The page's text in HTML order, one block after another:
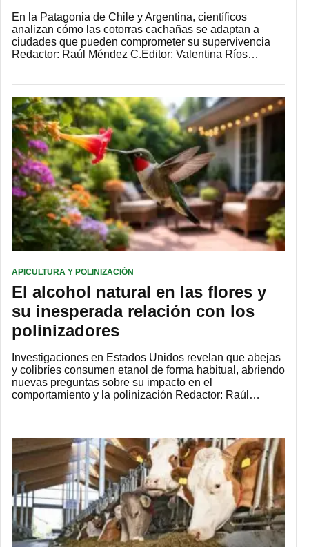
En la Patagonia de Chile y Argentina, científicos
analizan cómo las cotorras cachañas se adaptan a
ciudades que pueden comprometer su supervivencia
Redactor: Raúl Méndez C.Editor: Valentina Ríos…
APICULTURA Y POLINIZACIÓN
El alcohol natural en las flores y
su inesperada relación con los
polinizadores
Investigaciones en Estados Unidos revelan que abejas
y colibríes consumen etanol de forma habitual, abriendo
nuevas preguntas sobre su impacto en el
comportamiento y la polinización Redactor: Raúl…